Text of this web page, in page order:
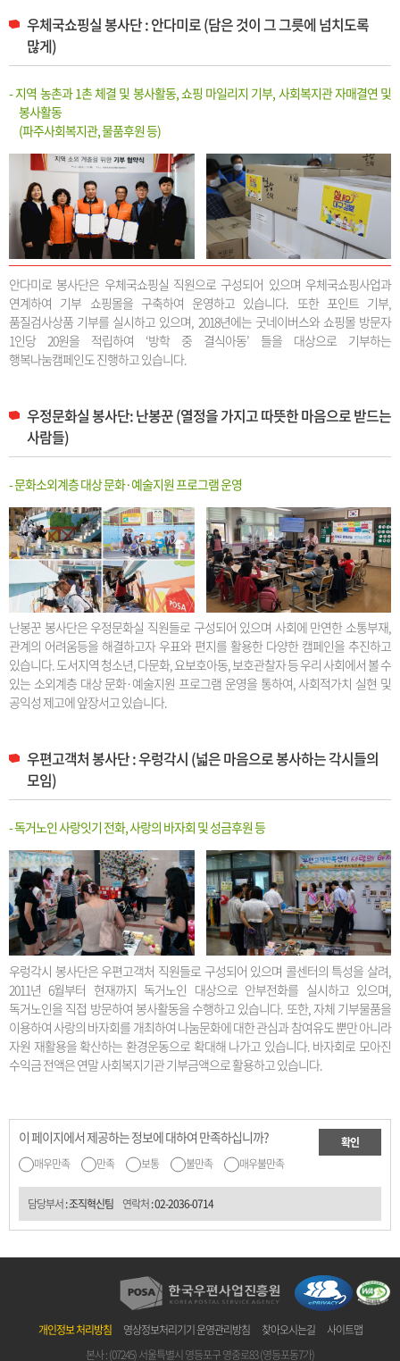
우체국쇼핑실 봉사단 : 안다미로 (담은 것이 그 그릇에 넘치도록
많게)
- 지역 농촌과 1촌 체결 및 봉사활동, 쇼핑 마일리지 기부, 사회복지관 자매결연 및
봉사활동
(파주사회복지관, 물품후원 등)
안다미로 봉사단은 우체국쇼핑실 직원으로 구성되어 있으며 우체국쇼핑사업과
연계하여 기부 쇼핑몰을 구축하여 운영하고 있습니다. 또한 포인트 기부,
품질검사상품 기부를 실시하고 있으며, 2018년에는 굿네이버스와 쇼핑몰 방문자
1인당 20원을 적립하여 ‘방학 중 결식아동’ 들을 대상으로 기부하는
행복나눔캠페인도 진행하고 있습니다.
우정문화실 봉사단: 난봉꾼 (열정을 가지고 따뜻한 마음으로 받드는
사람들)
- 문화소외계층 대상 문화·예술지원 프로그램 운영
난봉꾼 봉사단은 우정문화실 직원들로 구성되어 있으며 사회에 만연한 소통부재,
관계의 어려움등을 해결하고자 우표와 편지를 활용한 다양한 캠페인을 추진하고
있습니다. 도서지역 청소년, 다문화, 요보호아동, 보호관찰자 등 우리 사회에서 볼 수
있는 소외계층 대상 문화·예술지원 프로그램 운영을 통하여, 사회적가치 실현 및
공익성 제고에 앞장서고 있습니다.
우편고객처 봉사단 : 우렁각시 (넓은 마음으로 봉사하는 각시들의
모임)
- 독거노인 사랑잇기 전화, 사랑의 바자회 및 성금후원 등
우렁각시 봉사단은 우편고객처 직원들로 구성되어 있으며 콜센터의 특성을 살려,
2011년 6월부터 현재까지 독거노인 대상으로 안부전화를 실시하고 있으며,
독거노인을 직접 방문하여 봉사활동을 수행하고 있습니다. 또한, 자체 기부물품을
이용하여 사랑의 바자회를 개최하여 나눔문화에 대한 관심과 참여유도 뿐만 아니라
자원 재활용을 확산하는 환경운동으로 확대해 나가고 있습니다. 바자회로 모아진
수익금 전액은 연말 사회복지기관 기부금액으로 활용하고 있습니다.
이 페이지에서 제공하는 정보에 대하여 만족하십니까?
매우만족 만족 보통 불만족 매우불만족
확인
담당부서 : 조직혁신팀 연락처 :02-2036-0714
개인정보 처리방침 영상정보처리기기 운영관리방침 찾아오시는길
사이트맵
본사 : (07245) 서울특별시 영등포구 영중로83 (영등포동7가)